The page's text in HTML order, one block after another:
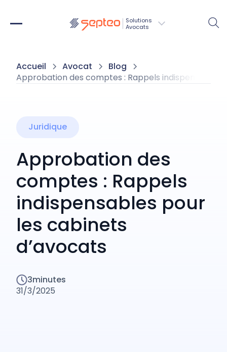
Solutions
Avocats
Accueil Avocat
Blog
Approbation des comptes : Rappels indispensables
Juridique
Approbation des
comptes : Rappels
indispensables pour
les cabinets
d’avocats
3minutes
31/3/2025